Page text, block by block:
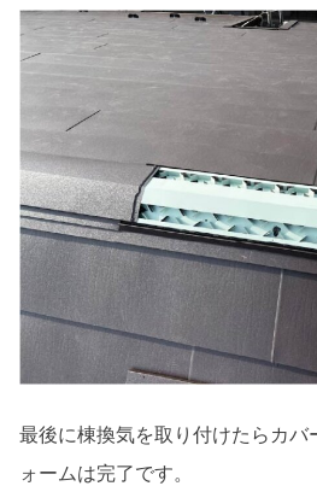
最後に棟換気を取り付けたらカバ
ォームは完了です。